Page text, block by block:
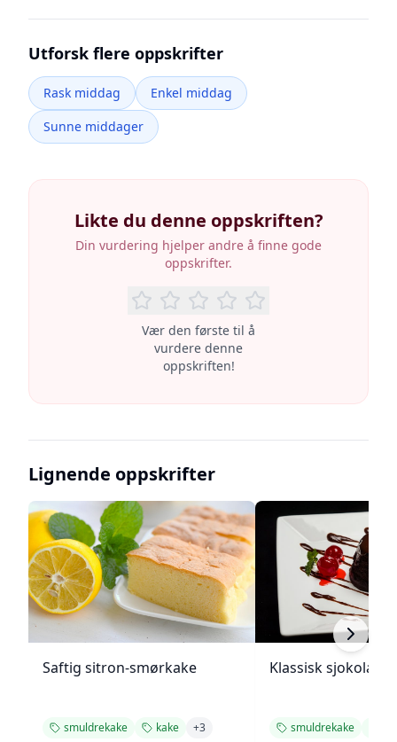
Utforsk flere oppskrifter
Rask middag
Enkel middag
Sunne middager
Likte du denne oppskriften?
Din vurdering hjelper andre å finne gode
oppskrifter.
Vær den første til å
vurdere denne
oppskriften!
Lignende oppskrifter
Saftig sitron-smørkake
smuldrekake kake +3
Klassisk
smuldrekake